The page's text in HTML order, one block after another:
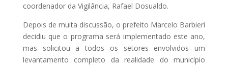
coordenador da Vigilância, Rafael Dosualdo.
Depois de muita discussão, o prefeito Marcelo Barbieri
decidiu que o programa será implementado este ano,
mas solicitou a todos os setores envolvidos um
levantamento completo da realidade do município